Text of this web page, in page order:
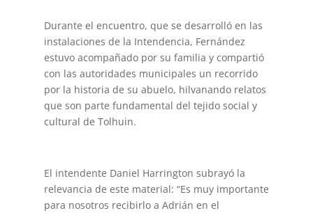
Durante el encuentro, que se desarrolló en las
instalaciones de la Intendencia, Fernández
estuvo acompañado por su familia y compartió
con las autoridades municipales un recorrido
por la historia de su abuelo, hilvanando relatos
que son parte fundamental del tejido social y
cultural de Tolhuin.
El intendente Daniel Harrington subrayó la
relevancia de este material: “Es muy importante
para nosotros recibirlo a Adrián en el